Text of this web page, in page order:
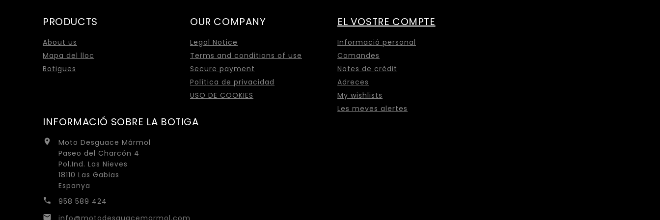
PRODUCTS
About us
Mapa del lloc
Botigues
OUR COMPANY
Legal Notice
Terms and conditions of use
Secure payment
Política de privacidad
USO DE COOKIES
EL VOSTRE COMPTE
Informació personal
Comandes
Notes de crèdit
Adreces
My wishlists
Les meves alertes
INFORMACIÓ SOBRE LA BOTIGA

Moto Desguace Mármol
Paseo del Charcón 4
Pol.Ind. Las Nieves
18110 Las Gabias
Espanya
 958 589 424
 info@motodesguacemarmol.com